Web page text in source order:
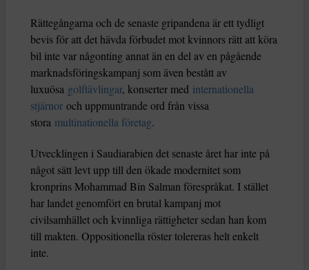
Rättegångarna och de senaste gripandena är ett tydligt
bevis för att det hävda förbudet mot kvinnors rätt att köra
bil inte var någonting annat än en del av en pågående
marknadsföringskampanj som även bestått av
luxuösa golftävlingar, konserter med internationella
stjärnor och uppmuntrande ord från vissa
stora multinationella företag.
Utvecklingen i Saudiarabien det senaste året har inte på
något sätt levt upp till den ökade modernitet som
kronprins Mohammad Bin Salman förespråkat. I stället
har landet genomfört en brutal kampanj mot
civilsamhället och kvinnliga rättigheter sedan han kom
till makten. Oppositionella röster tolereras helt enkelt
inte.